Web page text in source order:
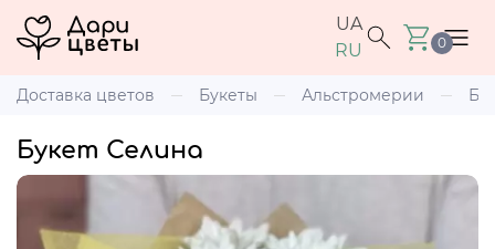
UA
RU
0
Доставка цветов Букеты Альстромерии
Букет Селина